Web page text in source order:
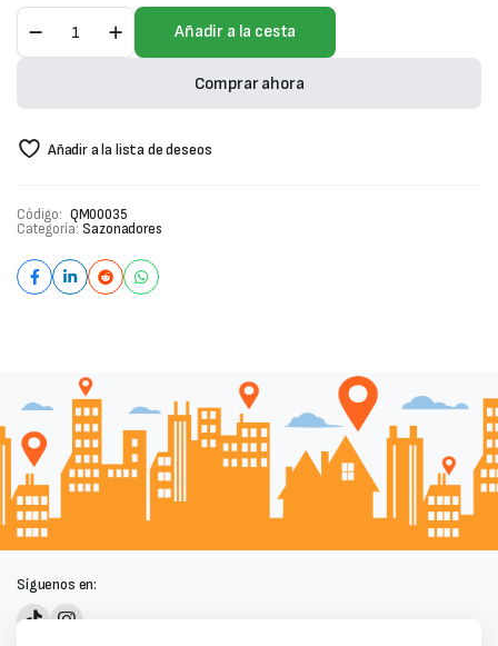
Clásico
45gr
Añadir a la cesta
Comprar ahora
Añadir a la lista de deseos
Código: QM00035
Categoría: Sazonadores
Síguenos en: